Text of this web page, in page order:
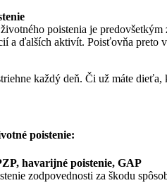
poistenia je
a ďalších aktivít. Poisťovňa preto
každý deň. Či už máte
poistenie:
havarijné poistenie, GAP
zodpovednosti za škodu